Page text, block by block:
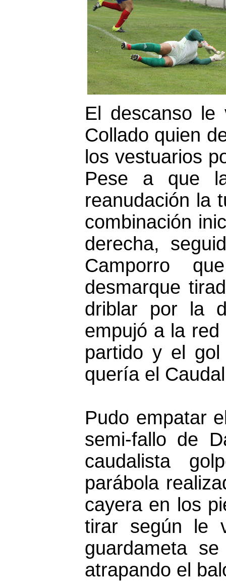
El descanso
Collado quien
los vestuarios
Pese a que
reanudación la
combinación
derecha,
Camporro
desmarque
driblar por la
empujó a la
partido y el
quería el
Pudo empatar
semi-fallo de
caudalista
parábola
cayera en los
tirar según le
guardameta
atrapando el